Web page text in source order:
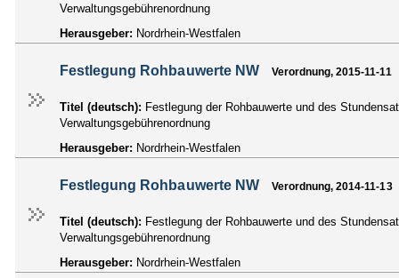
Verwaltungsgebührenordnung
Herausgeber: Nordrhein-Westfalen
Festlegung Rohbauwerte NW Verordnung, 2015-11-11
Titel (deutsch): Festlegung der Rohbauwerte und des
Verwaltungsgebührenordnung
Herausgeber: Nordrhein-Westfalen
Festlegung Rohbauwerte NW Verordnung, 2014-11-13
Titel (deutsch): Festlegung der Rohbauwerte und des
Verwaltungsgebührenordnung
Herausgeber: Nordrhein-Westfalen